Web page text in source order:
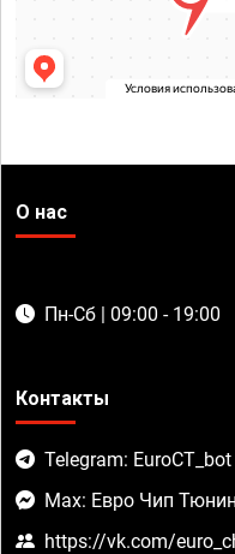
О нас
Пн-Сб | 09:00 - 19:00
Контакты
Telegram: EuroCT_bot
Max: Евро Чип
https://vk.com/